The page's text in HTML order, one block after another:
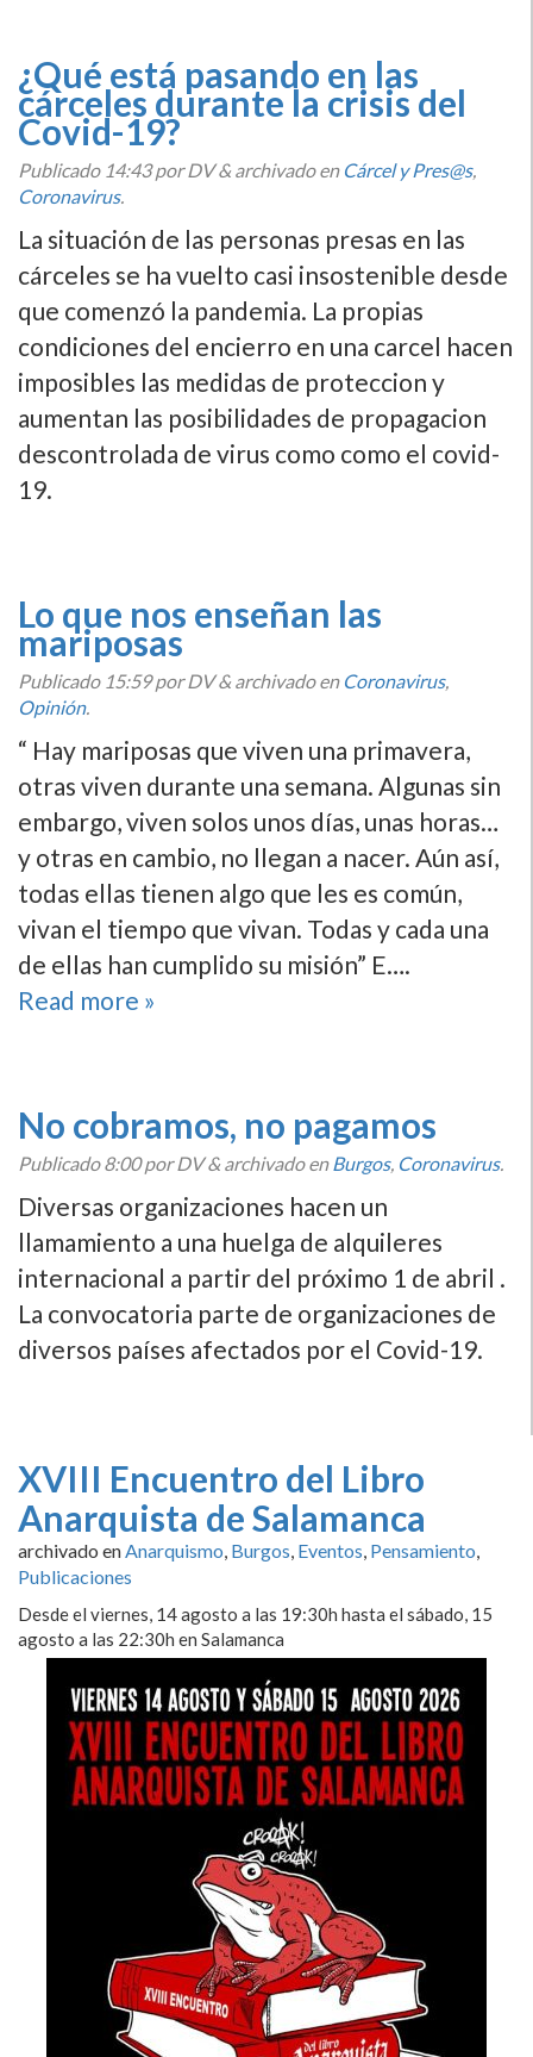
¿Qué está pasando en las
cárceles durante la crisis del
Covid-19?
Publicado 14:43por DV&archivado en Cárcel y Pres@s,
Coronavirus.
La situación de las personas presas en las
cárceles se ha vuelto casi insostenible desde
que comenzó la pandemia. La propias
condiciones del encierro en una carcel hacen
imposibles las medidas de proteccion y
aumentan las posibilidades de propagacion
descontrolada de virus como como el covid-
19.
Lo que nos enseñan las
mariposas
Publicado 15:59por DV&archivado en Coronavirus,
Opinión.
“ Hay mariposas que viven una primavera,
otras viven durante una semana. Algunas sin
embargo, viven solos unos días, unas horas…
y otras en cambio, no llegan a nacer. Aún así,
todas ellas tienen algo que les es común,
vivan el tiempo que vivan. Todas y cada una
de ellas han cumplido su misión” E….
Read more »
No cobramos, no pagamos
Publicado8:00por DV&archivado enBurgos, Coronavirus.
Diversas organizaciones hacen un
llamamiento a una huelga de alquileres
internacional a partir del próximo 1 de abril .
La convocatoria parte de organizaciones de
diversos países afectados por el Covid-19.
XVIII Encuentro del Libro
Anarquista de Salamanca
archivado enAnarquismo, Burgos, Eventos, Pensamiento,
Publicaciones
Desde el viernes, 14 agosto a las 19:30h hasta el sábado, 15
agosto a las 22:30h en Salamanca